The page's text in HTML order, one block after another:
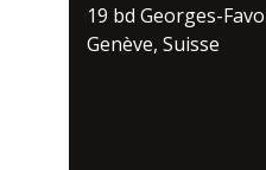
19 bd Georges-
Genève, Suisse